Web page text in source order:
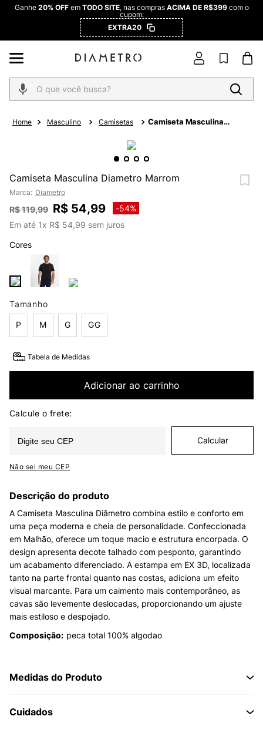
Ganhe 20% OFFem TODO SITE, nas compras ACIMA DE R$399com o
cupom:
EXTRA20
O que você busca?
Masculino Camisetas
Camiseta Masculina
Camiseta Masculina Diametro Marrom
Marca: Diametro
R$119,99 R$ 54,99 -54%
Em até 1x R$ 54,99 sem juros
Cores
Tamanho
P M G GG
Tabela de Medidas
Adicionar ao carrinho
Não sei meu CEP
Descrição do produto
A Camiseta Masculina Diâmetro combina estilo e conforto em
uma peça moderna e cheia de personalidade. Confeccionada
em Malhão, oferece um toque macio e estrutura encorpada. O
design apresenta decote talhado com pesponto, garantindo
um acabamento diferenciado. A estampa em EX 3D, localizada
tanto na parte frontal quanto nas costas, adiciona um efeito
visual marcante. Para um caimento mais contemporâneo, as
cavas são levemente deslocadas, proporcionando um ajuste
mais estiloso e despojado.
Composição: peca total 100% algodao
Medidas do Produto
Cuidados